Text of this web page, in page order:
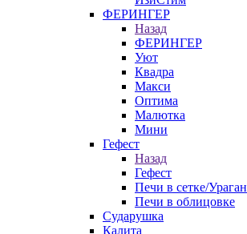
ФЕРИНГЕР
Назад
ФЕРИНГЕР
Уют
Квадра
Макси
Оптима
Малютка
Мини
Гефест
Назад
Гефест
Печи в сетке/Ураган
Печи в облицовке
Сударушка
Калита